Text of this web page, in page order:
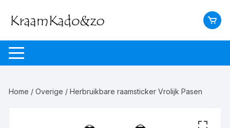
naar
Home /Overige / Herbruikbare raamsticker Vrolijk Pasen